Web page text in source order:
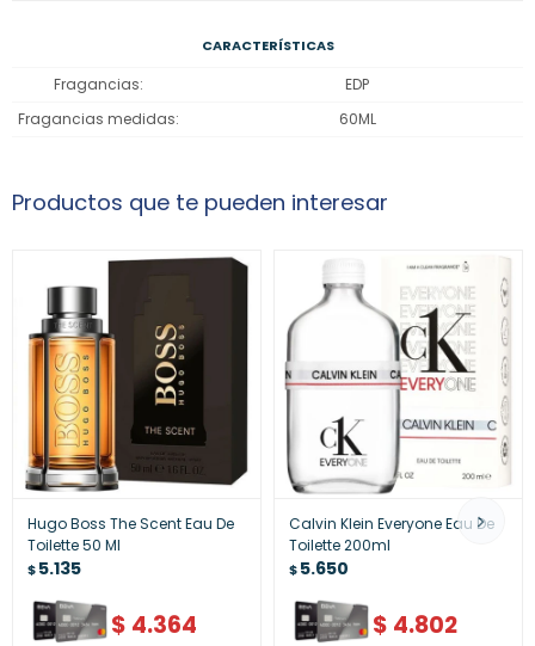
CARACTERÍSTICAS
Fragancias
EDP
Fragancias medidas
60ML
Productos que te pueden interesar
Hugo Boss The Scent Eau De
Toilette 50 Ml
$5.135
$ 4.364
Calvin Klein Everyone Eau De
Toilette 200ml
$5.650
$ 4.802